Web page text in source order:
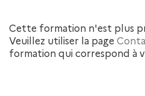
Cette formation n'est plus
Veuillez utiliser la page
formation qui correspond à